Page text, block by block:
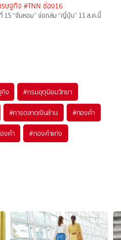
รษฐกิจ #TNN ช่อง16
15 “จันหอม” จ่อถล่ม “ญี่ปุ่น” 11 ส.ค.นี้
กิจ #กรมอุตุนิยมวิทยา
#การตลาดเงินล้าน #ทองคำ
งคำ #ทองคำแท่ง